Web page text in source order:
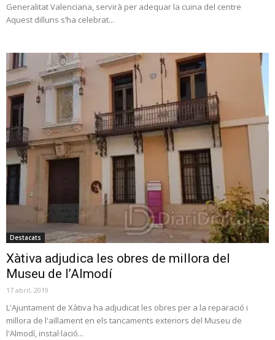
Generalitat Valenciana, servirà per adequar la cuina del centre
Aquest dilluns s’ha celebrat...
Destacats
Xàtiva adjudica les obres de millora del
Museu de l’Almodí
17 abril, 2019
L'Ajuntament de Xàtiva ha adjudicat les obres per a la reparació i
millora de l'aïllament en els tancaments exteriors del Museu de
l'Almodí, instal·lació...